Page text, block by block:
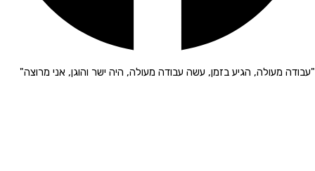
"עבודה מעולה, הגיע בזמן, עשה עבודה מעולה, היה ישר והוגן, אני מרוצה"